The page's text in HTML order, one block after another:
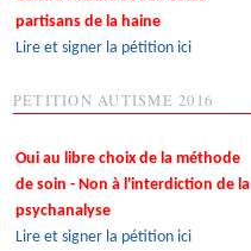
partisans de la haine
Lire et signer la pétition ici
PETITION AUTISME 2016
Oui au libre choix de la méthode
de soin - Non à l'interdiction de la
psychanalyse
Lire et signer la pétition ici